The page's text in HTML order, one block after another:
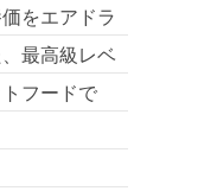
をエアドラ
最高級レベ
フードで